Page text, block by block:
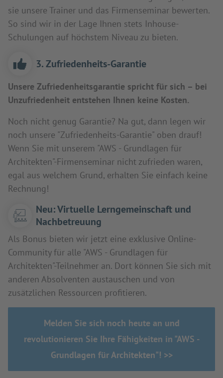
sie unsere Trainer und das Firmenseminar bewerten.
So sind wir in der Lage Ihnen stets Inhouse-
Schulungen auf höchstem Niveau zu bieten.
3. Zufriedenheits-Garantie
Unsere Zufriedenheitsgarantie spricht für sich – bei
Unzufriedenheit entstehen Ihnen keine Kosten.
Noch nicht genug Garantie? Na gut, dann legen wir
noch unsere "Zufriedenheits-Garantie" oben drauf!
Wenn Sie mit unserem "AWS - Grundlagen für
Architekten"-Firmenseminar nicht zufrieden waren,
egal aus welchem Grund, erhalten Sie einfach keine
Rechnung!
Neu: Virtuelle Lerngemeinschaft und
Nachbetreuung
Als Bonus bieten wir jetzt eine exklusive Online-
Community für alle "AWS - Grundlagen für
Architekten"-Teilnehmer an. Dort können Sie sich mit
anderen Absolventen austauschen und von
zusätzlichen Ressourcen profitieren.
Melden Sie sich noch heute an und
revolutionieren Sie Ihre Fähigkeiten in "AWS -
Grundlagen für Architekten"! >>